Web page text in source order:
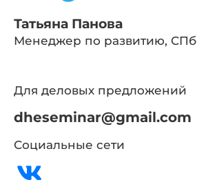
Татьяна Панова
Менеджер по развитию, СПб
Для деловых предложений
dheseminar@gmail.com
Социальные сети